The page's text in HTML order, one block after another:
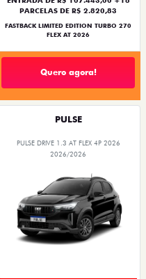
PARCELAS DE R$ 2.820,83
FASTBACK LIMITED EDITION TURBO 270
FLEX AT 2026
Quero agora!
PULSE
PULSE DRIVE 1.3 AT FLEX 4P 2026
2026/2026